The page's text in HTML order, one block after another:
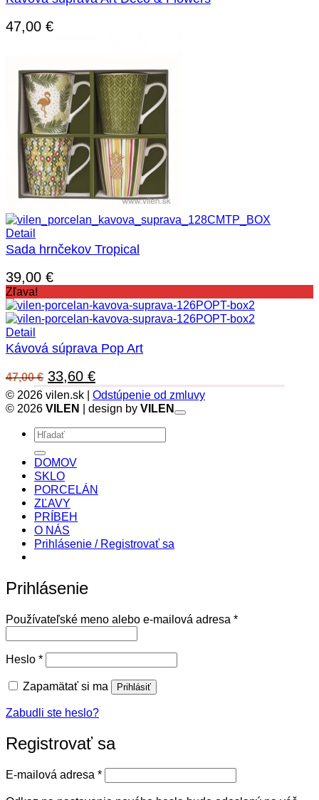
47,00 €
Detail
Sada hrnčekov Tropical
39,00 €
Zľava!
Detail
Kávová súprava Pop Art
47,00€ Pôvodná
cena
bola:
47,00 €.
33,60 €Aktuálna
cena
je:
33,60 €.
© 2026 vilen.sk | Odstúpenie od zmluvy
© 2026 VILEN | design by VILEN
Hľadať:
DOMOV
SKLO
PORCELÁN
ZĽAVY
PRÍBEH
O NÁS
Prihlásenie / Registrovať sa
Prihlásenie
Používateľské meno alebo e-mailová adresa *Povinné
Heslo *Povinné
Zapamätať si ma Prihlásiť
Zabudli ste heslo?
Registrovať sa
E-mailová adresa *Povinné